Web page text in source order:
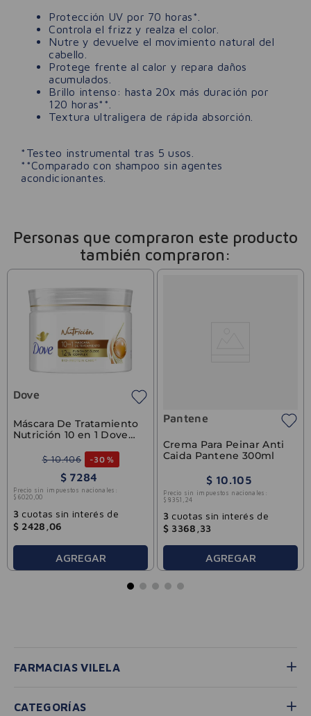
Protección UV por 70 horas*.
Controla el frizz y realza el color.
Nutre y devuelve el movimiento natural del
cabello.
Protege frente al calor y repara daños
acumulados.
Brillo intenso: hasta 20x más duración por
120 horas**.
Textura ultraligera de rápida absorción.
*Testeo instrumental tras 5 usos.
**Comparado con shampoo sin agentes
acondicionantes.
Personas que compraron este producto
también compraron:
Dove
Máscara De Tratamiento
Nutrición 10 en 1 Dove
$ 10.406 -30 %
$ 7284
Precio sin impuestos nacionales:
$ 6020 00
3cuotas sin interés de
$ 2428 06
AGREGAR
Pantene
Crema Para Peinar Anti
Caida Pantene 300ml
$ 10.105
Precio sin impuestos nacionales:
$ 8351 , 24
3cuotas sin interés de
$ 3368 33
AGREGAR
FARMACIAS VILELA
CATEGORÍAS